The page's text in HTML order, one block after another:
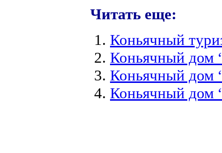
Читать еще:
Коньячный
Коньячный дом
Коньячный дом
Коньячный дом